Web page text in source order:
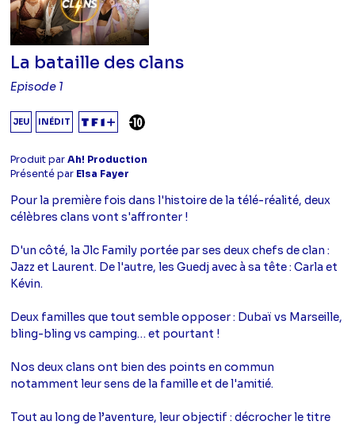
La bataille des clans
Episode 1
JEU INÉDIT
Produit parAh! Production
Présenté par Elsa Fayer
Pour la première fois dans l'histoire de la télé-réalité, deux
célèbres clans vont s'affronter !
D'un côté, la Jlc Family portée par ses deux chefs de clan :
Jazz et Laurent. De l'autre, les Guedj avec à sa tête : Carla et
Kévin.
Deux familles que tout semble opposer : Dubaï vs Marseille,
bling-bling vs camping… et pourtant !
Nos deux clans ont bien des points en commun
notamment leur sens de la famille et de l'amitié.
Tout au long de l’aventure, leur objectif : décrocher le titre